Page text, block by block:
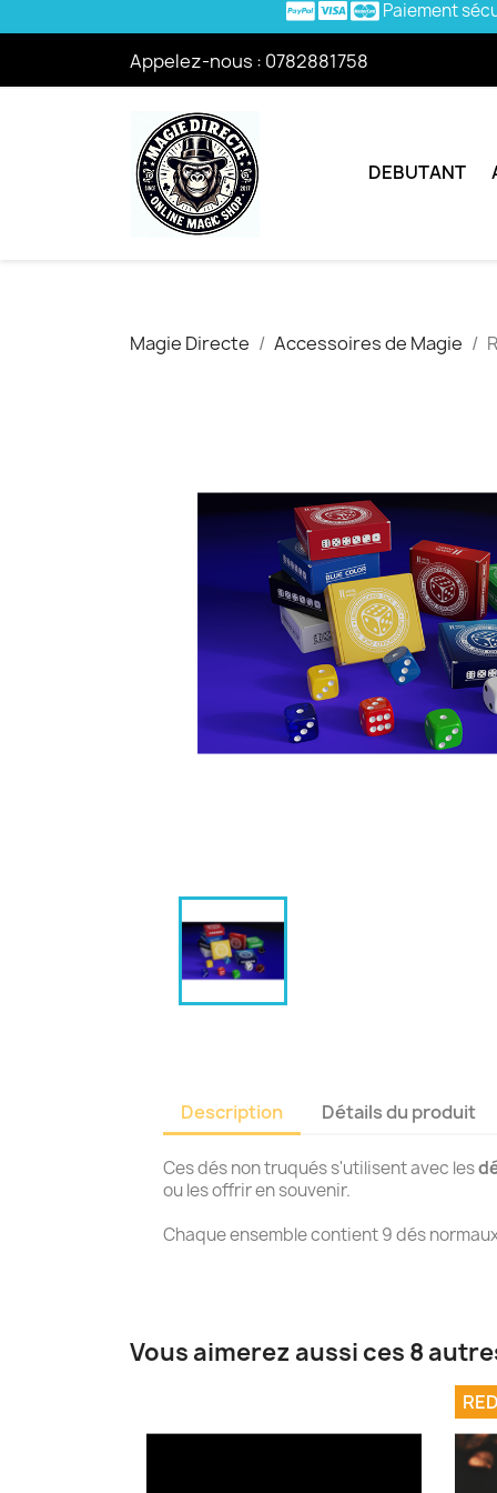
Paiement
Appelez-nous : 0782881758
DEBUTANT
Magie Directe Accessoires de Magie
Description Détails du produit
Ces dés non truqués s'utilisent avec les
ou les offrir en souvenir.
Chaque ensemble contient 9 dés
Vous aimerez aussi ces 8